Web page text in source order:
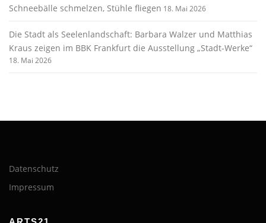
Schneebälle schmelzen, Stühle fliegen 18. Mai 2026
Die Stadt als Seelenlandschaft: Barbara Walzer und Matthias
Kraus zeigen im BBK Frankfurt die Ausstellung „Stadt-Werke“
18. Mai 2026
Datenschutz
Impressum